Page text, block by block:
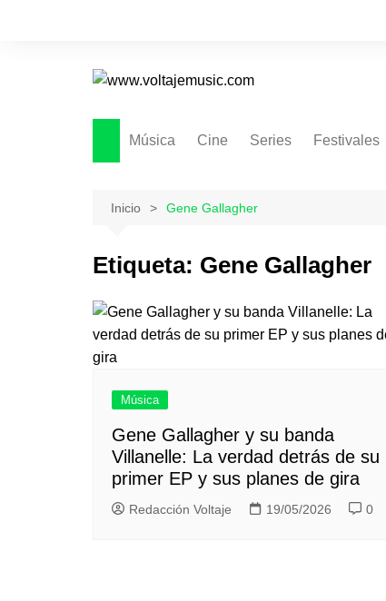
Música Cine Series Festivales
Inicio Gene Gallagher
Etiqueta: Gene Gallagher
Música
Gene Gallagher y su banda
Villanelle: La verdad detrás de su
primer EP y sus planes de gira
Redacción Voltaje 19/05/2026 0